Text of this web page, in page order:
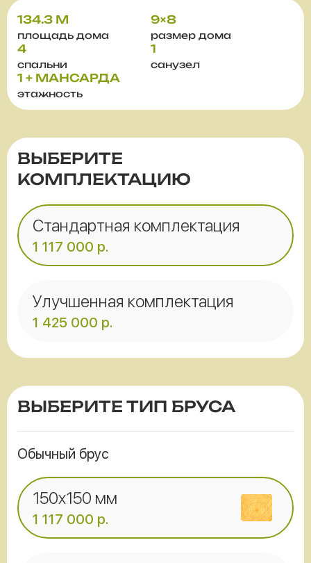
134.3 М
площадь дома
9×8
размер дома
4
спальни
1
санузел
1 + МАНСАРДА
этажность
ВЫБЕРИТЕ
КОМПЛЕКТАЦИЮ
Стандартная комплектация
1 117 000 р.
Улучшенная комплектация
1 425 000 р.
ВЫБЕРИТЕ ТИП БРУСА
Обычный брус
150x150 мм
1 117 000 р.